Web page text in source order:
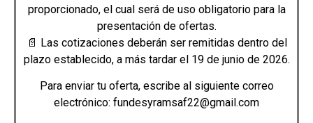
proporcionado, el cual será de uso obligatorio para la
presentación de ofertas.
📄 Las cotizaciones deberán ser remitidas dentro del
plazo establecido, a más tardar el 19 de junio de 2026.
Para enviar tu oferta, escribe al siguiente correo
electrónico: fundesyramsaf22@gmail.com